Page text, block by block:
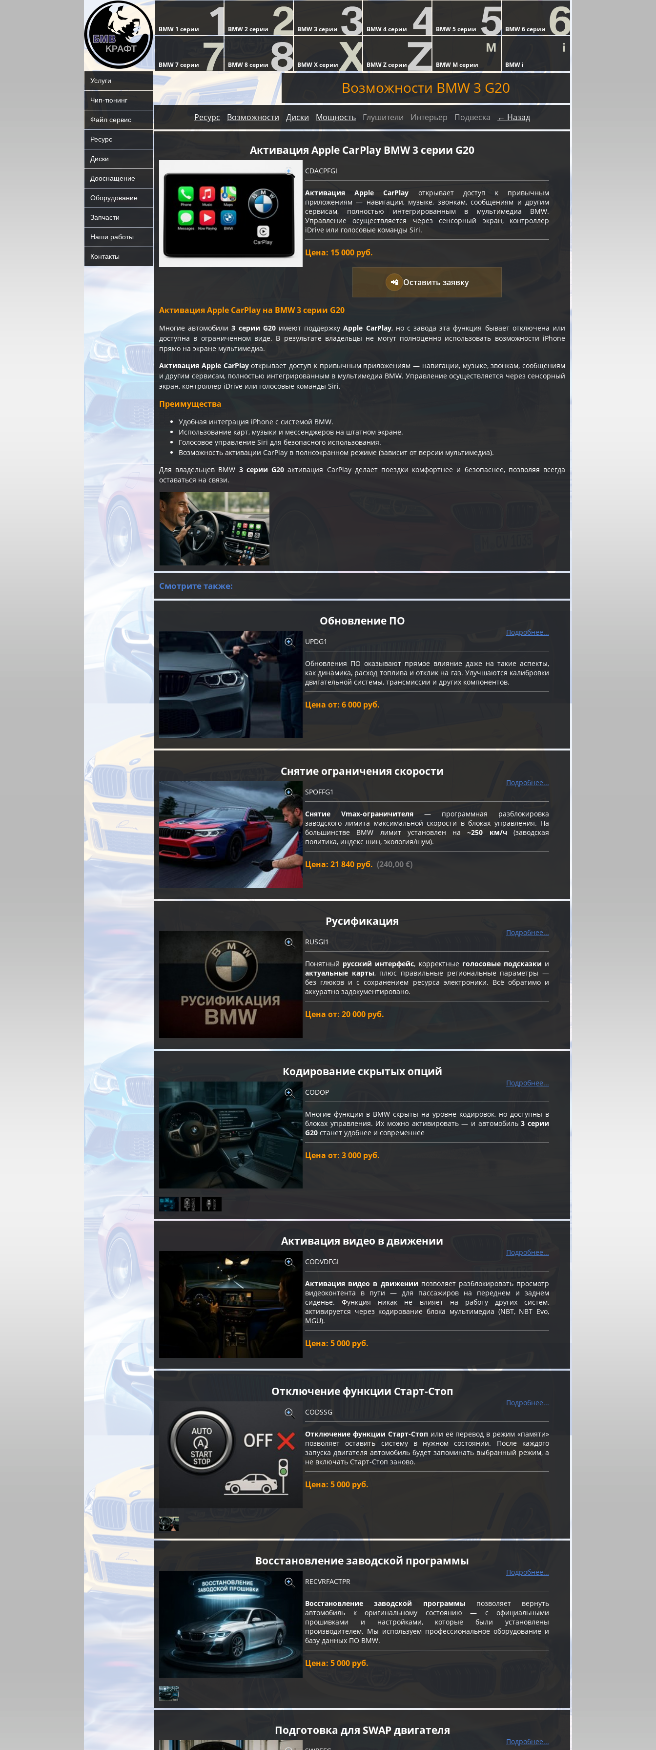
Услуги
Чип-тюнинг
Файл сервис
Ресурс
Диски
Дооснащение
Оборудование
Запчасти
Наши работы
Контакты
Возможности BMW 3 G20
Ресурс Возможности Диски Мощность Глушители Интерьер Подвеска ← Назад
Активация Apple CarPlay BMW 3 серии G20
CDACPFGI
Активация Apple CarPlay открывает доступ к привычным
приложениям — навигации, музыке, звонкам, сообщениям и другим
сервисам, полностью интегрированным в мультимедиа BMW.
Управление осуществляется через сенсорный экран, контроллер
iDrive или голосовые команды Siri.
Цена: 15 000 руб.
📲 Оставить заявку
Активация Apple CarPlay на BMW 3 серии G20
Многие автомобили3 серии G20имеют поддержкуApple CarPlay, но с завода эта функция бывает отключена или
доступна в ограниченном виде. В результате владельцы не могут полноценно использовать возможности iPhone
прямо на экране мультимедиа.
Активация Apple CarPlayоткрывает доступ к привычным приложениям — навигации, музыке, звонкам, сообщениям
и другим сервисам, полностью интегрированным в мультимедиа BMW. Управление осуществляется через сенсорный
экран, контроллер iDrive или голосовые команды Siri.
Преимущества
Удобная интеграция iPhone с системой BMW.
Использование карт, музыки и мессенджеров на штатном экране.
Голосовое управление Siri для безопасного использования.
Возможность активации CarPlay в полноэкранном режиме (зависит от версии мультимедиа).
Для владельцев BMW 3 серии G20 активация CarPlay делает поездки комфортнее и безопаснее, позволяя всегда
оставаться на связи.
Смотрите также:
Обновление ПО
Подробнее...
UPDG1
Обновления ПО оказывают прямое влияние даже на такие аспекты,
как динамика, расход топлива и отклик на газ. Улучшаются калибровки
двигательной системы, трансмиссии и других компонентов.
Цена от: 6 000 руб.
Снятие ограничения скорости
Подробнее...
SPOFFG1
Снятие Vmax-ограничителя — программная разблокировка
заводского лимита максимальной скорости в блоках управления. На
большинстве BMW лимит установлен на~250 км/ч (заводская
политика, индекс шин, экология/шум).
Цена: 21 840 руб. (240,00 €)
Русификация
Подробнее...
RUSGI1
Понятный русский интерфейс, корректные голосовые подсказки и
актуальные карты, плюс правильные региональные параметры —
без глюков и с сохранением ресурса электроники. Всё обратимо и
аккуратно задокументировано.
Цена от: 20 000 руб.
Кодирование скрытых опций
Подробнее...
CODOP
Многие функции в BMW скрыты на уровне кодировок, но доступны в
блоках управления. Их можно активировать — и автомобиль3 серии
G20 станет удобнее и современнее
Цена от: 3 000 руб.
Активация видео в движении
Подробнее...
CODVDFGI
Активация видео в движении позволяет разблокировать просмотр
видеоконтента в пути — для пассажиров на переднем и заднем
сиденье. Функция никак не влияет на работу других систем,
активируется через кодирование блока мультимедиа (NBT, NBT Evo,
MGU).
Цена: 5 000 руб.
Отключение функции Старт-Cтоп
Подробнее...
CODSSG
Отключение функции Старт-Стоп или её перевод в режим «памяти»
позволяет оставить систему в нужном состоянии. После каждого
запуска двигателя автомобиль будет запоминать выбранный режим, а
не включать Старт-Стоп заново.
Цена: 5 000 руб.
Восстановление заводской программы
Подробнее...
RECVRFACTPR
Восстановление заводской программы позволяет вернуть
автомобиль к оригинальному состоянию — с официальными
прошивками и настройками, которые были установлены
производителем. Мы используем профессиональное оборудование и
базу данных ПО BMW.
Цена: 5 000 руб.
Подготовка для SWAP двигателя
Подробнее...